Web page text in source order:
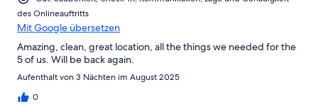
des Onlineauftritts
Mit Google übersetzen
Amazing, clean, great location, all the things we needed for the
5 of us. Will be back again.
Aufenthalt von 3 Nächten im August 2025
0